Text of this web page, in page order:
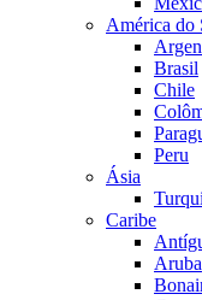
América do
Brasil
Chile
Peru
Ásia
Caribe
Aruba